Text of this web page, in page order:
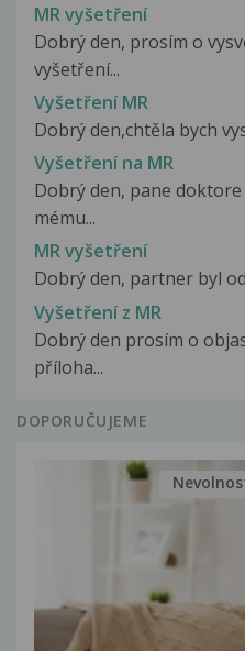
MR vyšetření
Dobrý den, prosím o
vyšetření...
Vyšetření MR
Dobrý den,chtěla bych
Vyšetření na MR
Dobrý den, pane
mému...
MR vyšetření
Dobrý den, partner byl
Vyšetření z MR
Dobrý den prosím o
příloha...
DOPORUČUJEME